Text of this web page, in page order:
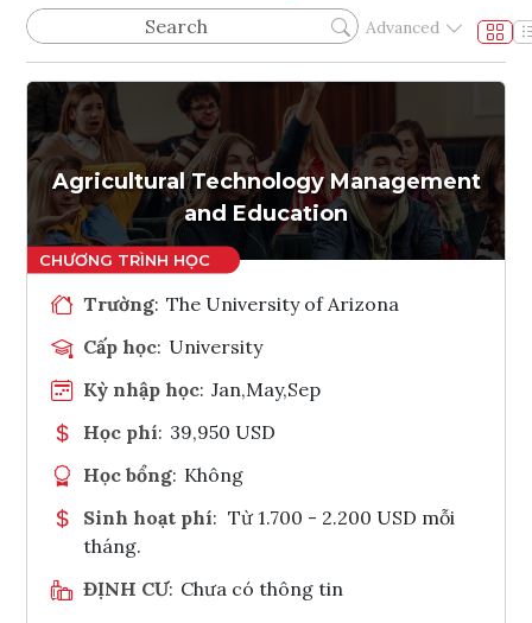
Advanced
Agricultural Technology Management
and Education
Trường: The University of Arizona
Cấp học: University
Kỳ nhập học: Jan,May,Sep
Học phí: 39,950 USD
Học bổng: Không
Sinh hoạt phí: Từ 1.700 - 2.200 USD mỗi
tháng.
ĐỊNH CƯ: Chưa có thông tin